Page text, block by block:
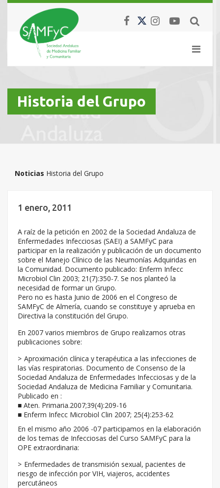
Historia del Grupo
Noticias Historia del Grupo
1 enero, 2011
A raíz de la petición en 2002 de la Sociedad Andaluza de
Enfermedades Infecciosas (SAEI) a SAMFyC para
participar en la realización y publicación de un documento
sobre el Manejo Clínico de las Neumonías Adquiridas en
la Comunidad. Documento publicado: Enferm Infecc
Microbiol Clin 2003; 21(7):350-7. Se nos planteó la
necesidad de formar un Grupo.
Pero no es hasta Junio de 2006 en el Congreso de
SAMFyC de Almería, cuando se constituye y aprueba en
Directiva la constitución del Grupo.
En 2007 varios miembros de Grupo realizamos otras
publicaciones sobre:
Aproximación clínica y terapéutica a las infecciones de
las vías respiratorias. Documento de Consenso de la
Sociedad Andaluza de Enfermedades Infecciosas y de la
Sociedad Andaluza de Medicina Familiar y Comunitaria.
Publicado en :
■ Aten. Primaria.2007;39(4):209-16
■ Enferm Infecc Microbiol Clin 2007; 25(4):253-62
En el mismo año 2006 -07 participamos en la elaboración
de los temas de Infecciosas del Curso SAMFyC para la
OPE extraordinaria:
Enfermedades de transmisión sexual, pacientes de
riesgo de infección por VIH, viajeros, accidentes
percutáneos